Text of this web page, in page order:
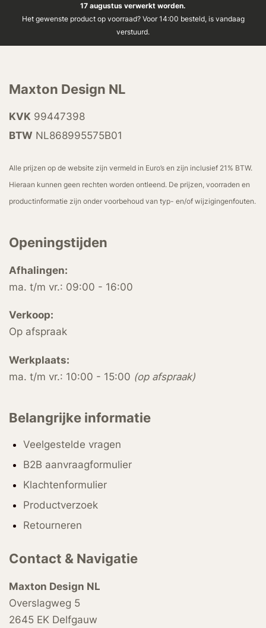
17 augustus verwerkt worden.
Het gewenste product op voorraad? Voor 14:00 besteld, is vandaag
verstuurd.
Maxton Design NL
KVK 99447398
BTW NL868995575B01
Alle prijzen op de website zijn vermeld in Euro’s en zijn inclusief 21% BTW.
Hieraan kunnen geen rechten worden ontleend. De prijzen, voorraden en
productinformatie zijn onder voorbehoud van typ- en/of wijzigingenfouten.
Openingstijden
Afhalingen:
ma. t/m vr.: 09:00 - 16:00
Verkoop:
Op afspraak
Werkplaats:
ma. t/m vr.: 10:00 - 15:00 (op afspraak)
Belangrijke informatie
Veelgestelde vragen
B2B aanvraagformulier
Klachtenformulier
Productverzoek
Retourneren
Contact & Navigatie
Maxton Design NL
Overslagweg 5
2645 EK Delfgauw